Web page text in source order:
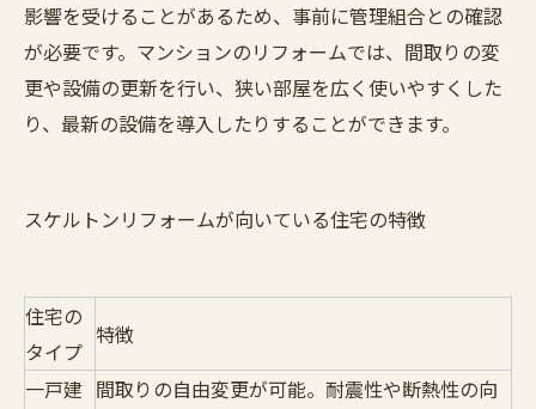
影響を受けることがあるため、事前に管理組合との確認
が必要です。マンションのリフォームでは、間取りの変
更や設備の更新を行い、狭い部屋を広く使いやすくした
り、最新の設備を導入したりすることができます。
スケルトンリフォームが向いている住宅の特徴
住宅の
タイプ
特徴
一戸建 間取りの自由変更が可能。耐震性や断熱性の向